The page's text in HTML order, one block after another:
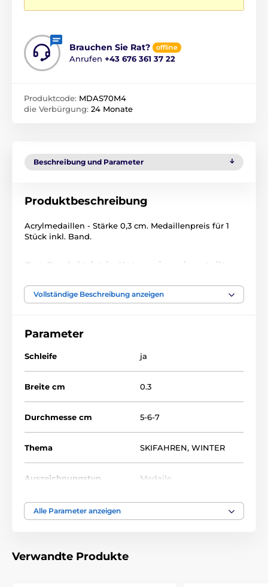
Brauchen Sie Rat? offline
Anrufen +43 676 361 37 22
Produktcode: MDAS70M4
die Verbürgung: 24 Monate
Beschreibung und Parameter
Produktbeschreibung
Acrylmedaillen - Stärke 0,3 cm. Medaillenpreis für 1
Stück inkl. Band.
Das Produkt ist in Kategorien eingeteilt
Abfahrt, Slalom Wintersport
MDAS
Vollständige Beschreibung anzeigen
Parameter
Schleife ja
Breite cm 0.3
Durchmesse cm 5-6-7
Thema SKIFAHREN, WINTER
Auszeichnungstyp Medaile
Material
Alle Parameter anzeigen
Verwandte Produkte